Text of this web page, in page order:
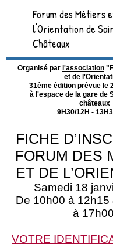
Forum des Métiers
l'Orientation de
Châteaux
Organisé par l'association
et de
31ème édition prévue le
à l'espace de la gare de
châteaux
9H30/12H -
FICHE
FORUM DES
ET DE
Samedi 18
De 10h00 à 12h15
à 17h00
VOTRE